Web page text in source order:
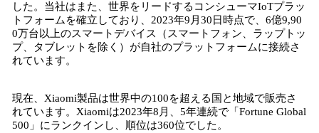
した。当社はまた、世界をリードするコンシューマIoTプラッ
トフォームを確立しており、2023年9月30日時点で、6億9,90
0万台以上のスマートデバイス（スマートフォン、ラップトッ
プ、タブレットを除く）が自社のプラットフォームに接続さ
れています。
現在、Xiaomi製品は世界中の100を超える国と地域で販売さ
れています。Xiaomiは2023年8月、5年連続で「Fortune Global
500」にランクインし、順位は360位でした。